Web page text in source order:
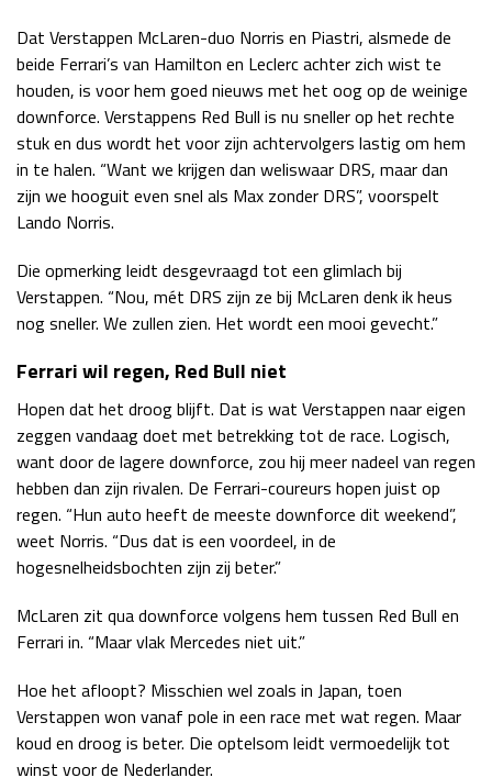
Dat Verstappen McLaren-duo Norris en Piastri, alsmede de
beide Ferrari’s van Hamilton en Leclerc achter zich wist te
houden, is voor hem goed nieuws met het oog op de weinige
downforce. Verstappens Red Bull is nu sneller op het rechte
stuk en dus wordt het voor zijn achtervolgers lastig om hem
in te halen. “Want we krijgen dan weliswaar DRS, maar dan
zijn we hooguit even snel als Max zonder DRS”, voorspelt
Lando Norris.
Die opmerking leidt desgevraagd tot een glimlach bij
Verstappen. “Nou, mét DRS zijn ze bij McLaren denk ik heus
nog sneller. We zullen zien. Het wordt een mooi gevecht.”
Ferrari wil regen, Red Bull niet
Hopen dat het droog blijft. Dat is wat Verstappen naar eigen
zeggen vandaag doet met betrekking tot de race. Logisch,
want door de lagere downforce, zou hij meer nadeel van regen
hebben dan zijn rivalen. De Ferrari-coureurs hopen juist op
regen. “Hun auto heeft de meeste downforce dit weekend”,
weet Norris. “Dus dat is een voordeel, in de
hogesnelheidsbochten zijn zij beter.”
McLaren zit qua downforce volgens hem tussen Red Bull en
Ferrari in. “Maar vlak Mercedes niet uit.”
Hoe het afloopt? Misschien wel zoals in Japan, toen
Verstappen won vanaf pole in een race met wat regen. Maar
koud en droog is beter. Die optelsom leidt vermoedelijk tot
winst voor de Nederlander.